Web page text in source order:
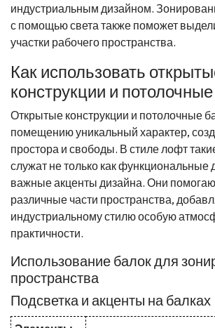
индустриальным дизайном.
с помощью света также поможет
участки рабочего пространства.
Как использовать
конструкции и
Открытые конструкции и потолочные
помещению уникальный характер,
простора и свободы. В стиле лофт
служат не только как функциональные
важные акценты дизайна. Они
различные части пространства,
индустриальному стилю особую
практичности.
Использование балок для
пространства
Подсветка и акценты на балках